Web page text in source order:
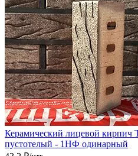
Керамический лицевой кирпич
пустотелый - 1НФ одинарный